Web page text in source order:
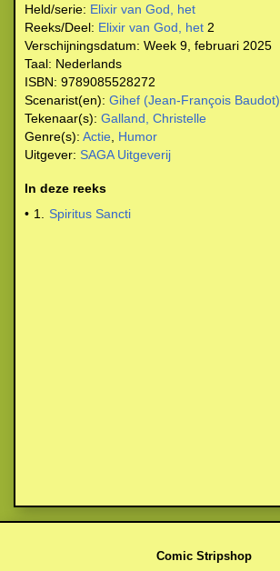
Held/serie: Elixir van God, het
Reeks/Deel: Elixir van God, het 2
Verschijningsdatum: Week 9, februari 2025
Taal: Nederlands
ISBN: 9789085528272
Scenarist(en): Gihef (Jean-François Baudot)
Tekenaar(s): Galland, Christelle
Genre(s): Actie Humor
Uitgever: SAGA Uitgeverij
In deze reeks
• 1. Spiritus Sancti
Comic Stripshop